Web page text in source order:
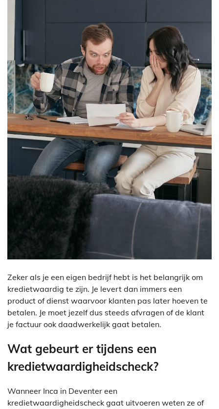
Zeker als je een eigen bedrijf hebt is het belangrijk om
kredietwaardig te zijn. Je levert dan immers een
product of dienst waarvoor klanten pas later hoeven te
betalen. Je moet jezelf dus steeds afvragen of de klant
je factuur ook daadwerkelijk gaat betalen.
Wat gebeurt er tijdens een
kredietwaardigheidscheck?
Wanneer Inca in Deventer een
kredietwaardigheidscheck gaat uitvoeren weten ze of